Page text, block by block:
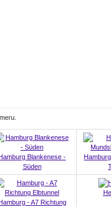
Blankenese -
Süden
- A7 Richtung